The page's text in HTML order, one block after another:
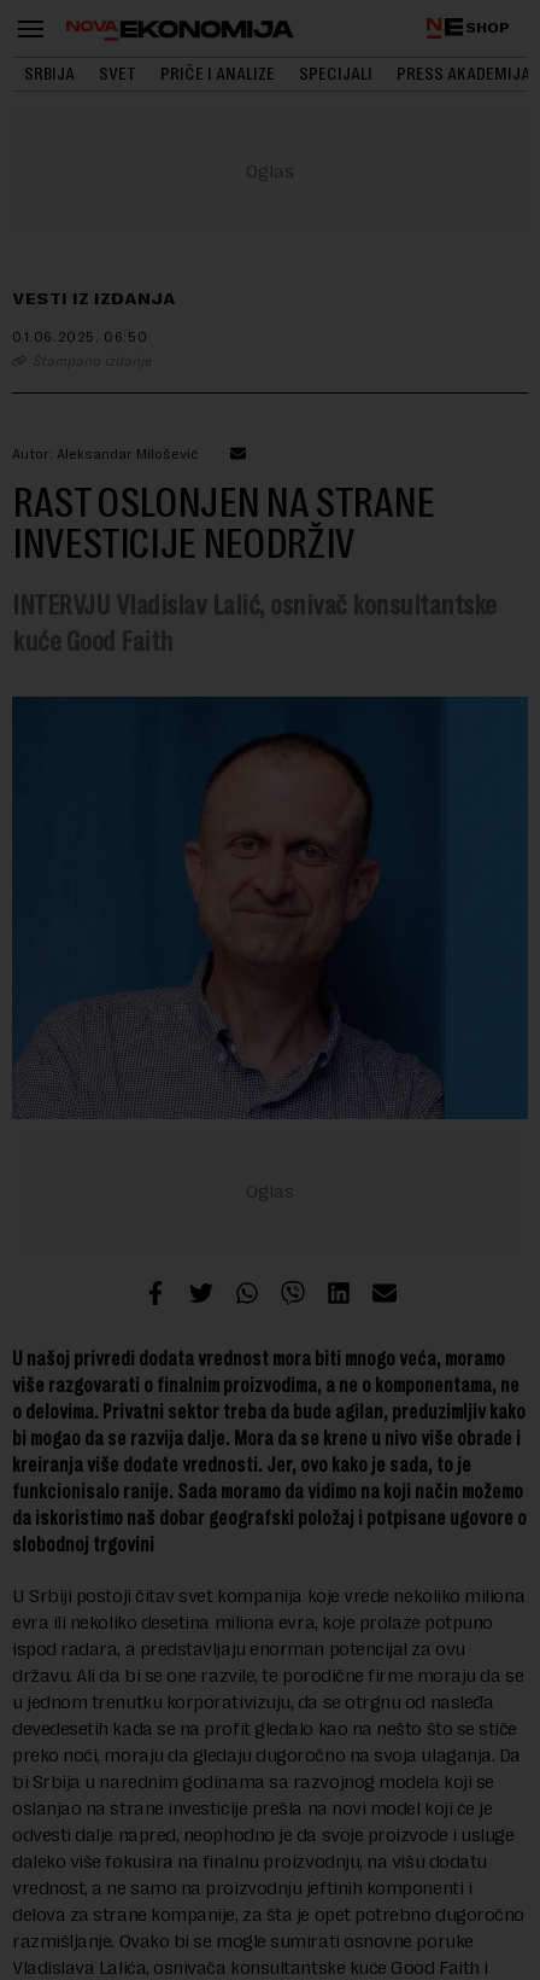
SHOP
SRBIJA SVET PRIČE I ANALIZE SPECIJALI PRESS AKADEMIJA
VESTI IZ IZDANJA
01.06.2025. 06:50
Štampano izdanje
Autor: Aleksandar Milošević
RAST OSLONJEN NA STRANE
INVESTICIJE NEODRŽIV
INTERVJU Vladislav Lalić, osnivač konsultantske
kuće Good Faith
U našoj privredi dodata vrednost mora biti mnogo veća, moramo
više razgovarati o finalnim proizvodima, a ne o komponentama, ne
o delovima. Privatni sektor treba da bude agilan, preduzimljiv kako
bi mogao da se razvija dalje. Mora da se krene u nivo više obrade i
kreiranja više dodate vrednosti. Jer, ovo kako je sada, to je
funkcionisalo ranije. Sada moramo da vidimo na koji način možemo
da iskoristimo naš dobar geografski položaj i potpisane ugovore o
slobodnoj trgovini
U Srbiji postoji čitav svet kompanija koje vrede nekoliko miliona
evra ili nekoliko desetina miliona evra, koje prolaze potpuno
ispod radara, a predstavljaju enorman potencijal za ovu
državu. Ali da bi se one razvile, te porodične firme moraju da se
u jednom trenutku korporativizuju, da se otrgnu od nasleđa
devedesetih kada se na profit gledalo kao na nešto što se stiče
preko noći, moraju da gledaju dugoročno na svoja ulaganja. Da
bi Srbija u narednim godinama sa razvojnog modela koji se
oslanjao na strane investicije prešla na novi model koji će je
odvesti dalje napred, neophodno je da svoje proizvode i usluge
daleko više fokusira na finalnu proizvodnju, na višu dodatu
vrednost, a ne samo na proizvodnju jeftinih komponenti i
delova za strane kompanije, za šta je opet potrebno dugoročno
razmišljanje. Ovako bi se mogle sumirati osnovne poruke
Vladislava Lalića, osnivača konsultantske kuće Good Faith i